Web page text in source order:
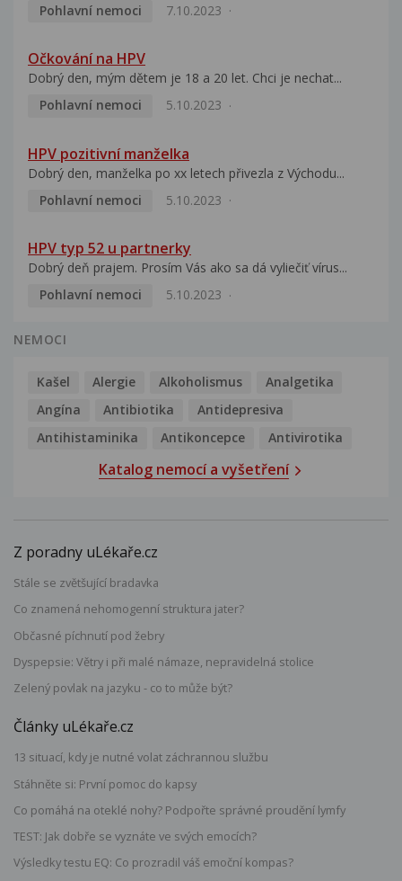
Pohlavní nemoci
7.10.2023
Očkování na HPV
Dobrý den, mým dětem je 18 a 20 let. Chci je nechat...
Pohlavní nemoci
5.10.2023
HPV pozitivní manželka
Dobrý den, manželka po xx letech přivezla z Východu...
Pohlavní nemoci
5.10.2023
HPV typ 52 u partnerky
Dobrý deň prajem. Prosím Vás ako sa dá vyliečiť vírus...
Pohlavní nemoci
5.10.2023
NEMOCI
Kašel Alergie Alkoholismus
Analgetika
Angína
Antibiotika
Antidepresiva
Antihistaminika
Antikoncepce Antivirotika
Katalog nemocí a vyšetření
Z poradny uLékaře.cz
Stále se zvětšující bradavka
Co znamená nehomogenní struktura jater?
Občasné píchnutí pod žebry
Dyspepsie: Větry i při malé námaze, nepravidelná stolice
Zelený povlak na jazyku - co to může být?
Články uLékaře.cz
13 situací, kdy je nutné volat záchrannou službu
Stáhněte si: První pomoc do kapsy
Co pomáhá na oteklé nohy? Podpořte správné proudění lymfy
TEST: Jak dobře se vyznáte ve svých emocích?
Výsledky testu EQ: Co prozradil váš emoční kompas?